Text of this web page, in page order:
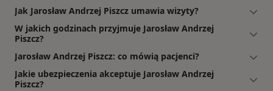
Jak Jarosław Andrzej Piszcz umawia wizyty?
W jakich godzinach przyjmuje Jarosław Andrzej
Piszcz?
Jarosław Andrzej Piszcz: co mówią pacjenci?
Jakie ubezpieczenia akceptuje Jarosław Andrzej
Piszcz?